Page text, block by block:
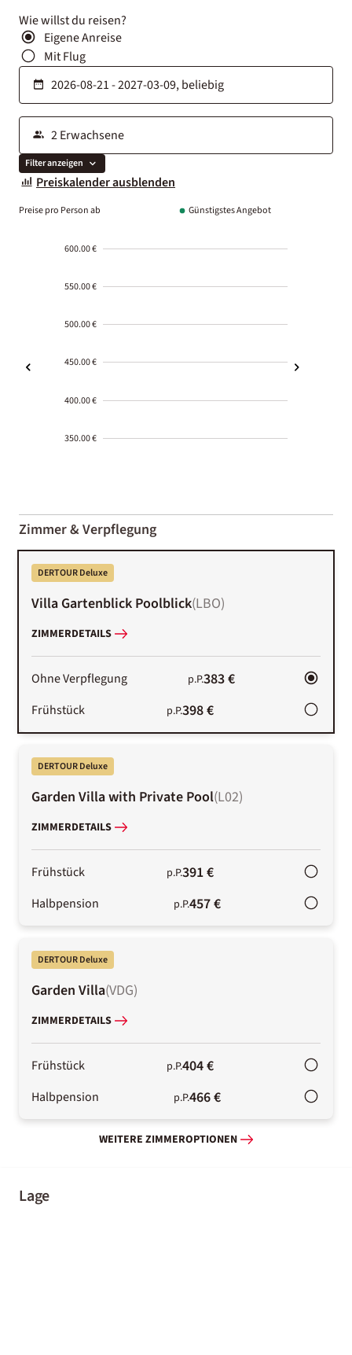
Wie willst du reisen?
Eigene Anreise
Mit Flug
Filter anzeigen
Preiskalender ausblenden
Preise pro Person ab Günstigstes Angebot
600.00 €
550.00 €
500.00 €
450.00 €
400.00 €
350.00 €
01-02
Zimmer & Verpflegung
DERTOUR Deluxe
Villa Gartenblick Poolblick(LBO)
ZIMMERDETAILS
Ohne Verpflegung p.P.383 €
Frühstück p.P.398 €
DERTOUR Deluxe
Garden Villa with Private Pool(L02)
ZIMMERDETAILS
Frühstück p.P.391 €
Halbpension p.P.457 €
DERTOUR Deluxe
Garden Villa(VDG)
ZIMMERDETAILS
Frühstück p.P.404 €
Halbpension p.P.466 €
WEITERE ZIMMEROPTIONEN
Lage